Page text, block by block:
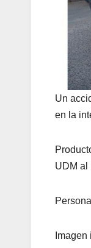
Un
en la
UDM al